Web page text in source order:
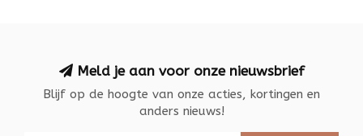
Meld je aan voor onze nieuwsbrief
Blijf op de hoogte van onze acties, kortingen en
anders nieuws!